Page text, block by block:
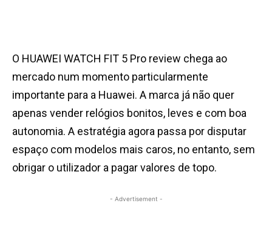
O HUAWEI WATCH FIT 5 Pro review chega ao
mercado num momento particularmente
importante para a Huawei. A marca já não quer
apenas vender relógios bonitos, leves e com boa
autonomia. A estratégia agora passa por disputar
espaço com modelos mais caros, no entanto, sem
obrigar o utilizador a pagar valores de topo.
- Advertisement -